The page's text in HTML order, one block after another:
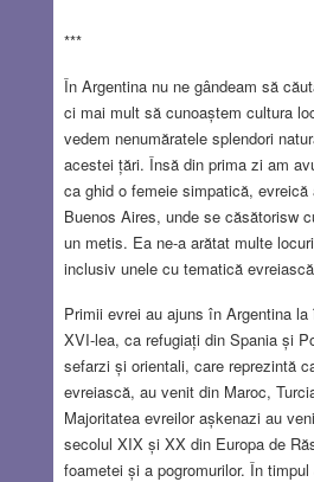
***
În Argentina nu ne gândeam să
ci mai mult să cunoaștem cultura
vedem nenumăratele splendori
acestei țări. Însă din prima zi am
ca ghid o femeie simpatică,
Buenos Aires, unde se căsătorisw
un metis. Ea ne-a arătat multe
inclusiv unele cu tematică
Primii evrei au ajuns în Argentina
XVI-lea, ca refugiați din Spania și
sefarzi și orientali, care reprezintă
evreiască, au venit din Maroc,
Majoritatea evreilor așkenazi au
secolul XIX și XX din Europa de
foametei și a pogromurilor. În